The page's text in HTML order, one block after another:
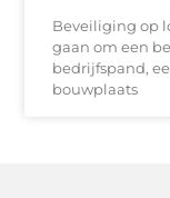
Beveiliging op
gaan om een
bedrijfspand,
bouwplaats